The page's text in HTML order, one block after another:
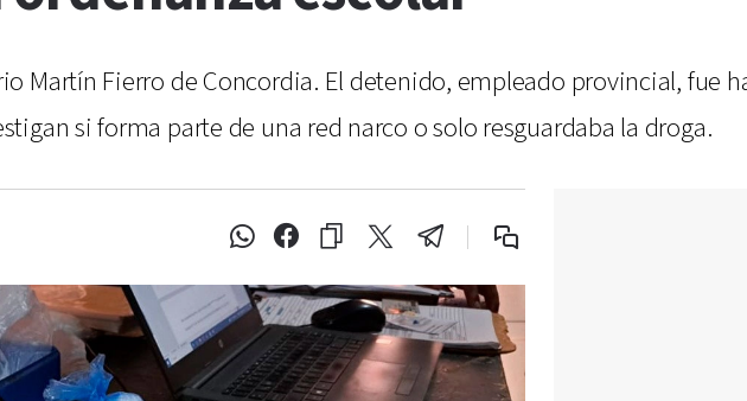
Martín Fierro de Concordia. El detenido, empleado provincial, fue
si forma parte de una red narco o solo resguardaba la droga.